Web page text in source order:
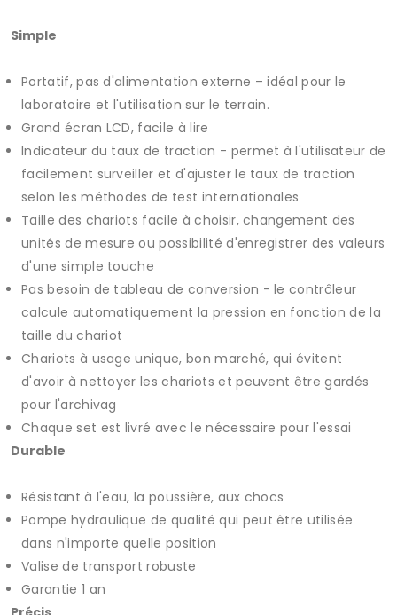
Simple
Portatif, pas d'alimentation externe – idéal pour le
laboratoire et l'utilisation sur le terrain.
Grand écran LCD, facile à lire
Indicateur du taux de traction - permet à l'utilisateur de
facilement surveiller et d'ajuster le taux de traction
selon les méthodes de test internationales
Taille des chariots facile à choisir, changement des
unités de mesure ou possibilité d'enregistrer des valeurs
d'une simple touche
Pas besoin de tableau de conversion - le contrôleur
calcule automatiquement la pression en fonction de la
taille du chariot
Chariots à usage unique, bon marché, qui évitent
d'avoir à nettoyer les chariots et peuvent être gardés
pour l'archivag
Chaque set est livré avec le nécessaire pour l'essai
Durable
Résistant à l'eau, la poussière, aux chocs
Pompe hydraulique de qualité qui peut être utilisée
dans n'importe quelle position
Valise de transport robuste
Garantie 1 an